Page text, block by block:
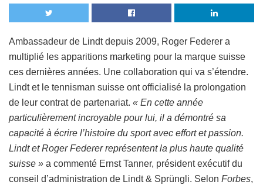
Ambassadeur de Lindt depuis 2009, Roger Federer a
multiplié les apparitions marketing pour la marque suisse
ces dernières années. Une collaboration qui va s’étendre.
Lindt et le tennisman suisse ont officialisé la prolongation
de leur contrat de partenariat. « En cette année
particulièrement incroyable pour lui, il a démontré sa
capacité à écrire l’histoire du sport avec effort et passion.
Lindt et Roger Federer représentent la plus haute qualité
suisse » a commenté Ernst Tanner, président exécutif du
conseil d’administration de Lindt & Sprüngli. Selon Forbes,